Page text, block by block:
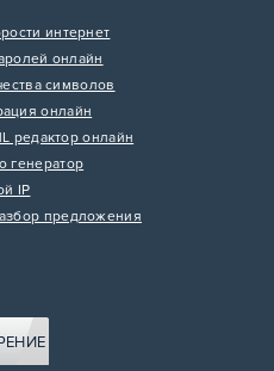
интернет
онлайн
символов
онлайн
редактор онлайн
генератор
IP
предложения